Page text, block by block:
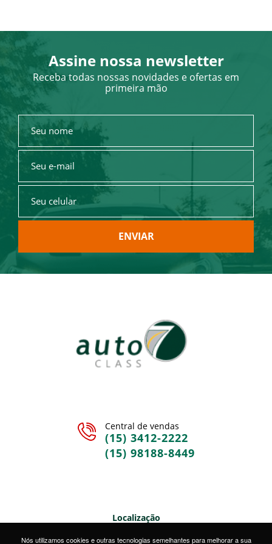
Assine nossa newsletter
Receba todas nossas novidades e ofertas em
primeira mão
ENVIAR
Central de vendas
(15) 3412-2222
(15) 98188-8449
Localização
Nós utilizamos cookies e outras tecnologias semelhantes para melhorar a sua